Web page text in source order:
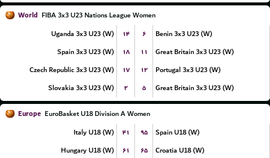
World FIBA 3x3 U23 Nations League Women
Uganda 3x3 U23 (W)
۱۴ ۶
Benin 3x3 U23 (W)
Spain 3x3 U23 (W)
۱۸ ۱۱
Great Britain 3x3 U23 (W)
Czech Republic 3x3 U23 (W)
۱۷ ۱۲
Portugal 3x3 U23 (W)
Slovakia 3x3 U23 (W)
۲ ۵ Great Britain 3x3 U23 (W)
Europe EuroBasket U18 Division A Women
Italy U18 (W)
۴۱ ۹۵
Spain U18 (W)
Hungary U18 (W)
۶۱ ۶۵
Croatia U18 (W)